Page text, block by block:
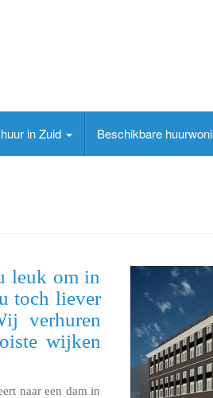
in Zuid Beschikbare
leuk om in
toch liever
verhuren
wijken
naar een dam in